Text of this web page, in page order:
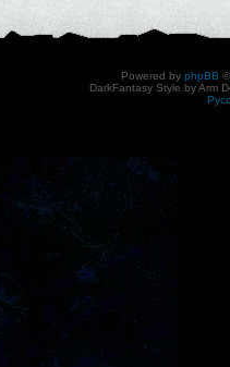
Powered by phpBB
DarkFantasy Style by Arm